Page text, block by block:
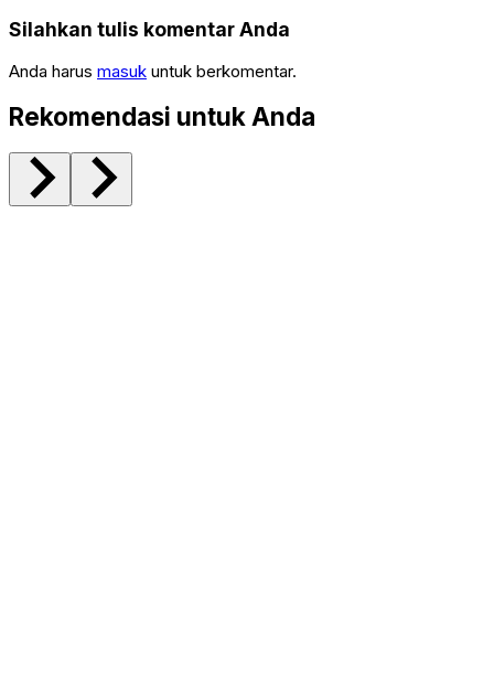
Silahkan tulis komentar Anda
Anda harus masuk untuk berkomentar.
Rekomendasi untuk Anda